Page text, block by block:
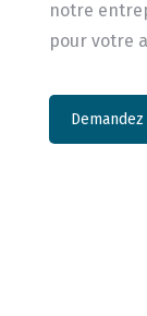
notre
pour votre